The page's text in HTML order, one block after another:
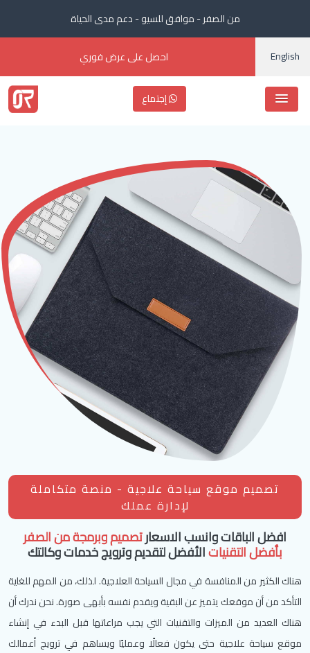
من الصفر - موافق للسيو - دعم مدى الحياة
English احصل على عرض فوري
إجتماع
تصميم موقع سياحة علاجية - منصة متكاملة
لإدارة عملك
افضل الباقات وانسب الاسعارتصميم وبرمجة من الصفر
بأفضل التقنياتالأفضل لتقديم وترويج خدمات وكالتك
هناك الكثير من المنافسة في مجال السياحة العلاجية. لذلك، من المهم للغاية
التأكد من أن موقعك يتميز عن البقية ويقدم نفسه بأبهى صورة. نحن ندرك أن
هناك العديد من الميزات والتقنيات التي يجب مراعاتها قبل البدء في إنشاء
موقع سياحة علاجية حتى يكون فعالًا وعمليًا ويساهم في ترويج أعمالك